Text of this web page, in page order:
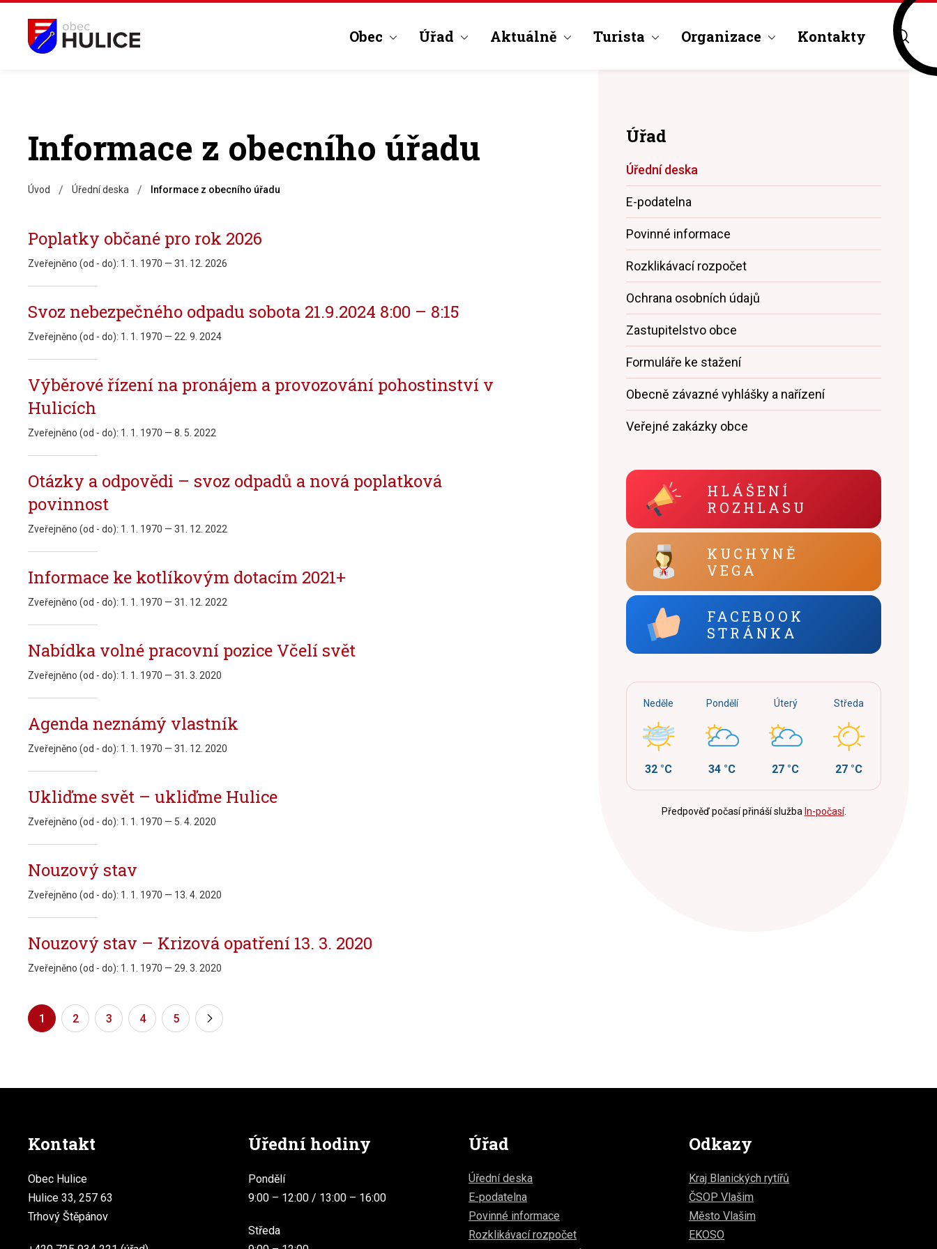
Obec Úřad Aktuálně Turista Organizace Kontakty
Informace z obecního úřadu
Úvod / Úřední deska / Informace z obecního úřadu
Poplatky občané pro rok 2026
Zveřejněno (od - do): 1. 1. 1970 — 31. 12. 2026
Svoz nebezpečného odpadu sobota 21.9.2024 8:00 – 8:15
Zveřejněno (od - do): 1. 1. 1970 — 22. 9. 2024
Výběrové řízení na pronájem a provozování pohostinství v
Hulicích
Zveřejněno (od - do): 1. 1. 1970 — 8. 5. 2022
Otázky a odpovědi – svoz odpadů a nová poplatková
povinnost
Zveřejněno (od - do): 1. 1. 1970 — 31. 12. 2022
Informace ke kotlíkovým dotacím 2021+
Zveřejněno (od - do): 1. 1. 1970 — 31. 12. 2022
Nabídka volné pracovní pozice Včelí svět
Zveřejněno (od - do): 1. 1. 1970 — 31. 3. 2020
Agenda neznámý vlastník
Zveřejněno (od - do): 1. 1. 1970 — 31. 12. 2020
Ukliďme svět – ukliďme Hulice
Zveřejněno (od - do): 1. 1. 1970 — 5. 4. 2020
Nouzový stav
Zveřejněno (od - do): 1. 1. 1970 — 13. 4. 2020
Nouzový stav – Krizová opatření 13. 3. 2020
Zveřejněno (od - do): 1. 1. 1970 — 29. 3. 2020
1 2 3 4 5 »
Úřad
Úřední deska
E-podatelna
Povinné informace
Rozklikávací rozpočet
Ochrana osobních údajů
Zastupitelstvo obce
Formuláře ke stažení
Obecně závazné vyhlášky a nařízení
Veřejné zakázky obce
HLÁŠENÍ
ROZHLASU
KUCHYNĚ
VEGA
FACEBOOK
STRÁNKA
Neděle
32 °C
Pondělí
34 °C
Úterý
27 °C
Středa
27 °C
Předpověď počasí přináší služba In-počasí.
Kontakt
Obec Hulice
Hulice 33, 257 63
Trhový Štěpánov
Úřední hodiny
Pondělí
9:00 – 12:00 / 13:00 – 16:00
Středa
Úřad
Úřední deska
E-podatelna
Povinné informace
Rozklikávací rozpočet
Odkazy
Kraj Blanických rytířů
ČSOP Vlašim
Město Vlašim
EKOSO